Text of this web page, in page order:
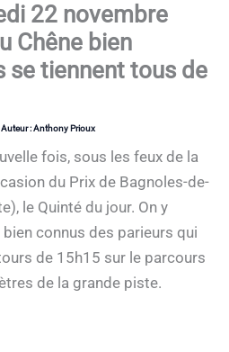
22 novembre
Chêne bien
se tiennent tous de
Auteur :Anthony Prioux
fois, sous les feux de la
du Prix de Bagnoles-de-
le Quinté du jour. On y
connus des parieurs qui
de 15h15 sur le parcours
de la grande piste.